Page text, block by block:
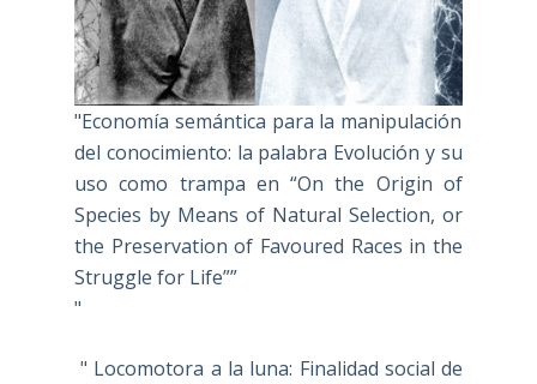
"Economía semántica para la manipulación
del conocimiento: la palabra Evolución y su
uso como trampa en “On the Origin of
Species by Means of Natural Selection, or
the Preservation of Favoured Races in the
Struggle for Life””
"
" Locomotora a la luna: Finalidad social de